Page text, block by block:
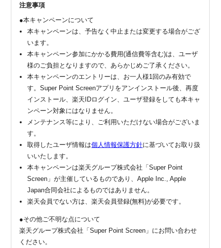
注意事項
●本キャンペーンについて
本キャンペーンは、予告なく中止または変更する場合がござ
います。
本キャンペーン参加にかかる費用(通信費等含む)は、ユーザ
様のご負担となりますので、あらかじめご了承ください。
本キャンペーンのエントリーは、お一人様1回のみ有効で
す。Super Point Screenアプリをアンインストール後、再度
インストール、楽天IDログイン、ユーザ登録をしても本キャ
ンペーン対象にはなりません。
メンテナンス等により、ご利用いただけない場合がございま
す。
取得したユーザ情報は個人情報保護方針に基づいてお取り扱
いいたします。
本キャンペーンは楽天グループ株式会社「Super Point
Screen」が主催しているものであり、Apple Inc., Apple
Japan合同会社によるものではありません。
楽天会員でない方は、楽天会員登録(無料)が必要です。
●その他ご不明な点について
楽天グループ株式会社「Super Point Screen」にお問い合わせ
ください。